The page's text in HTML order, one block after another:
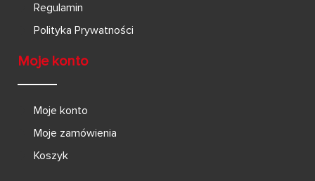
Regulamin
Polityka Prywatności
Moje konto
Moje konto
Moje zamówienia
Koszyk